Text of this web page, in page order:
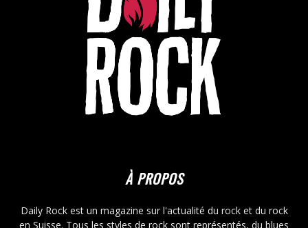
À PROPOS
Daily Rock est un magazine sur l'actualité du rock et du rock
en Suisse. Tous les styles de rock sont représentés, du blues